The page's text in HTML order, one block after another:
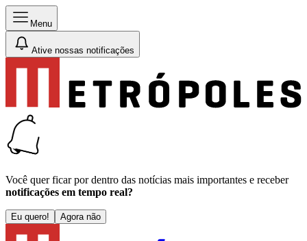
Menu
Ative nossas notificações
Você quer ficar por dentro das notícias mais importantes e receber
notificações em tempo real?
Eu quero! Agora não